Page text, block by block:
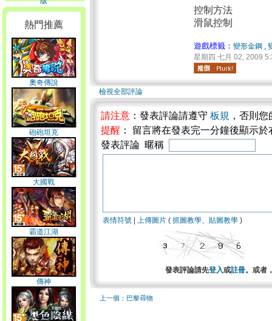
熱門推薦
奧奇傳說
砲砲坦克
大國戰
霸道江湖
傳神
控制方法
滑鼠控制
遊戲標籤： 變形金鋼 ,
星期四 七月 02, 2009
檢視全部評論
請注意 ：發表評論請遵守 板規 ，否則
提醒 ： 留言將在發表完一分鐘後顯示
發表評論 暱稱
表情符號 上傳圖片 ( 抓圖教學、 貼圖教學 )
發表評論請先登入或註冊。或者
上一個：巴黎尋物